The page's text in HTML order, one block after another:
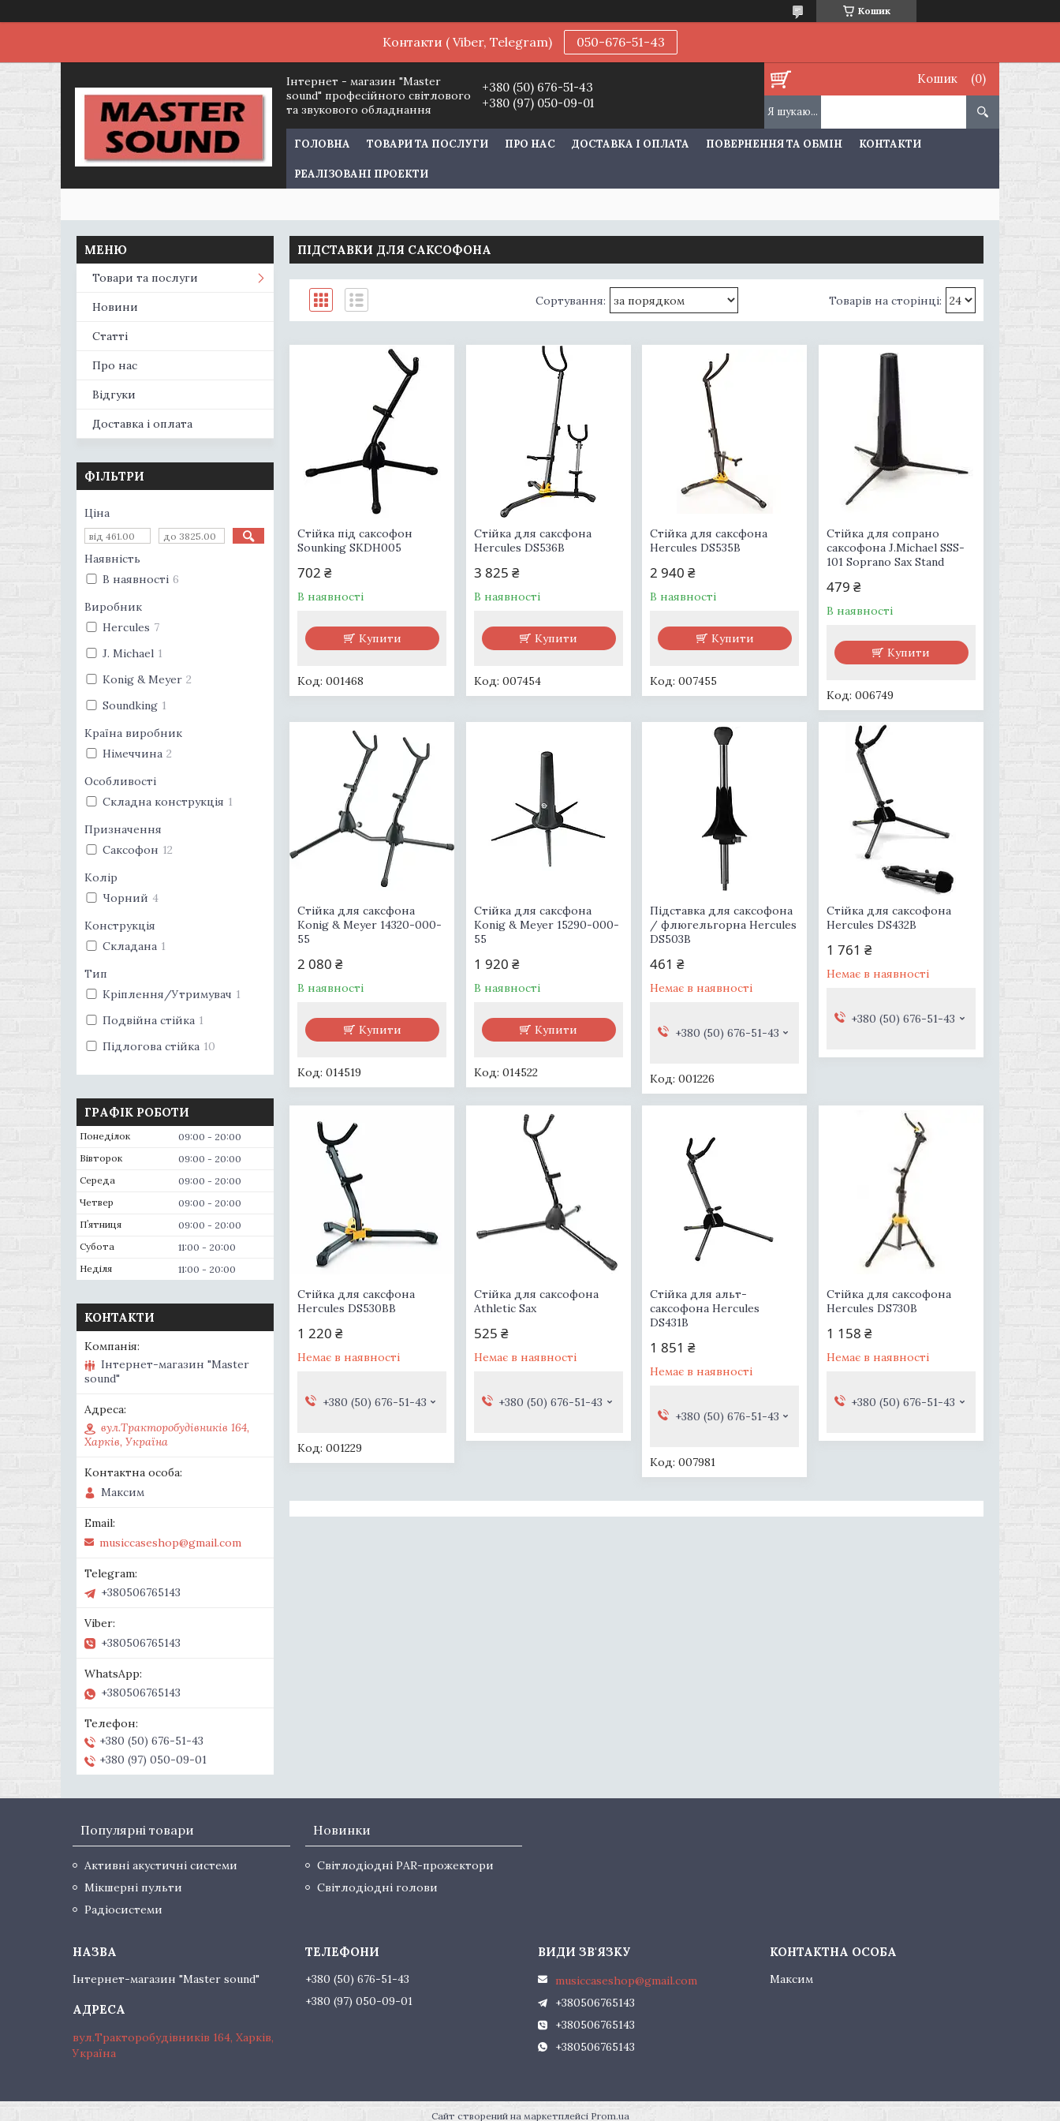
Кошик
Контакти ( Viber, Telegram) 050-676-51-43
Інтернет - магазин "Master
sound" професійного світлового
та звукового обладнання
+380 (50) 676-51-43
+380 (97) 050-09-01
Кошик
ГОЛОВНА ТОВАРИ ТА ПОСЛУГИ ПРО НАС ДОСТАВКА І ОПЛАТА ПОВЕРНЕННЯ ТА ОБМІН КОНТАКТИ
РЕАЛІЗОВАНІ ПРОЕКТИ
ПІДСТАВКИ ДЛЯ САКСОФОНА
Стійка під саксофон
Sounking SKDH005
702 ₴
В наявності
Купити
001468
Стійка для саксфона
Hercules DS536B
3 825 ₴
В наявності
Купити
007454
Стійка для саксфона
Hercules DS535B
2 940 ₴
В наявності
Купити
007455
Стійка для сопрано
саксофона J.Michael SSS-
101 Soprano Sax Stand
479 ₴
В наявності
Купити
006749
Стійка для саксфона
Konig & Meyer 14320-000-
55
2 080 ₴
В наявності
Купити
014519
Стійка для саксфона
Konig & Meyer 15290-000-
55
1 920 ₴
В наявності
Купити
014522
Підставка для саксофона
/ флюгельгорна Hercules
DS503B
461 ₴
Немає в наявності
+380 (50) 676-51-43
001226
Стійка для саксофона
Hercules DS432B
1 761 ₴
Немає в наявності
+380 (50) 676-51-43
Стійка для саксфона
Hercules DS530BB
1 220 ₴
Немає в наявності
+380 (50) 676-51-43
001229
Стійка для саксофона
Athletic Sax
525 ₴
Немає в наявності
+380 (50) 676-51-43
Стійка для альт-
саксофона Hercules
DS431B
1 851 ₴
Немає в наявності
+380 (50) 676-51-43
007981
Стійка для саксофона
Hercules DS730B
1 158 ₴
Немає в наявності
+380 (50) 676-51-43
Товари та послуги
Новини
Статті
Про нас
Відгуки
Доставка і оплата
ФІЛЬТРИ
Ціна
Наявність
В наявності 6
Виробник
Hercules 7
J. Michael 1
Konig & Meyer 2
Soundking 1
Країна виробник
Німеччина 2
Особливості
Складна конструкція 1
Призначення
Саксофон 12
Колір
Чорний 4
Конструкція
Складана 1
Тип
Кріплення/Утримувач 1
Подвійна стійка 1
Підлогова стійка 10
ГРАФІК РОБОТИ
Понеділок 09:00
20:00
Вівторок
09:00
20:00
Середа
09:00
20:00
Четвер
09:00
20:00
Пʼятниця
09:00
20:00
Субота
11:00
20:00
Неділя
11:00 20:00
КОНТАКТИ
Інтернет-магазин "Master
sound"
вул.Тракторобудівників 164,
Харків, Україна
Максим
musiccaseshop@gmail.com
+380506765143
+380506765143
+380506765143
+380 (50) 676-51-43
+380 (97) 050-09-01
Популярні товари
Активні акустичні системи
Мікшерні пульти
Радіосистеми
Новинки
Світлодіодні PAR-прожектори
Світлодіодні голови
Інтернет-магазин "Master sound"
вул.Тракторобудівників 164, Харків,
Україна
+380 (50) 676-51-43
+380 (97) 050-09-01
musiccaseshop@gmail.com
+380506765143
+380506765143
+380506765143
Максим
Сайт створений на маркетплейсі Prom.ua